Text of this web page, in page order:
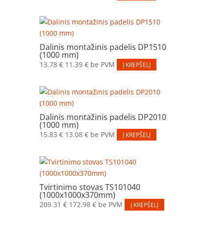
Dalinis montažinis padelis DP1510
(1000 mm)
13.78 € 11.39 €be PVM Į KREPŠELĮ
Dalinis montažinis padelis DP2010
(1000 mm)
15.83 € 13.08 €be PVM Į KREPŠELĮ
Tvirtinimo stovas TS101040
(1000x1000x370mm)
209.31 € 172.98 €be PVM Į KREPŠELĮ